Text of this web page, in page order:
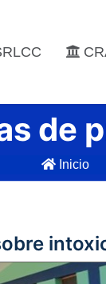
de
Inicio